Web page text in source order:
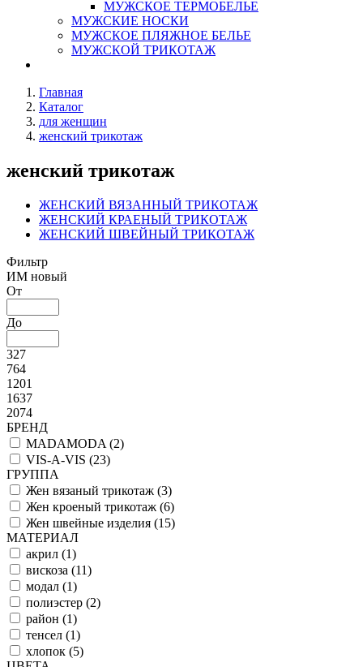
МУЖСКОЕ ТЕРМОБЕЛЬЕ
МУЖСКИЕ НОСКИ
МУЖСКОЕ ПЛЯЖНОЕ БЕЛЬЕ
МУЖСКОЙ ТРИКОТАЖ
Главная
Каталог
для женщин
женский трикотаж
женский трикотаж
ЖЕНСКИЙ ВЯЗАННЫЙ ТРИКОТАЖ
ЖЕНСКИЙ КРАЕНЫЙ ТРИКОТАЖ
ЖЕНСКИЙ ШВЕЙНЫЙ ТРИКОТАЖ
Фильтр
ИМ новый
От
До
327
764
1201
1637
2074
БРЕНД
MADAMODA (2)
VIS-A-VIS (23)
ГРУППА
Жен вязаный трикотаж (3)
Жен кроеный трикотаж (6)
Жен швейные изделия (15)
МАТЕРИАЛ
акрил (1)
вискоза (11)
модал (1)
полиэстер (2)
район (1)
тенсел (1)
хлопок (5)